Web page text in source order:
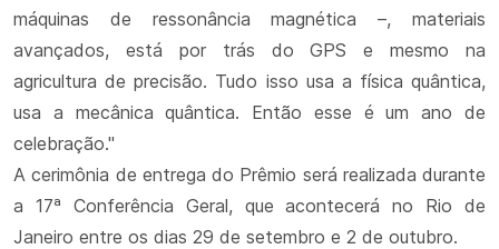
máquinas de ressonância magnética –, materiais
avançados, está por trás do GPS e mesmo na
agricultura de precisão. Tudo isso usa a física quântica,
usa a mecânica quântica. Então esse é um ano de
celebração."
A cerimônia de entrega do Prêmio será realizada durante
a 17ª Conferência Geral, que acontecerá no Rio de
Janeiro entre os dias 29 de setembro e 2 de outubro.